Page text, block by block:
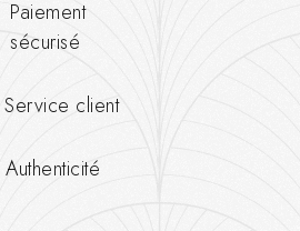
Paiement
sécurisé
Service client
Authenticité